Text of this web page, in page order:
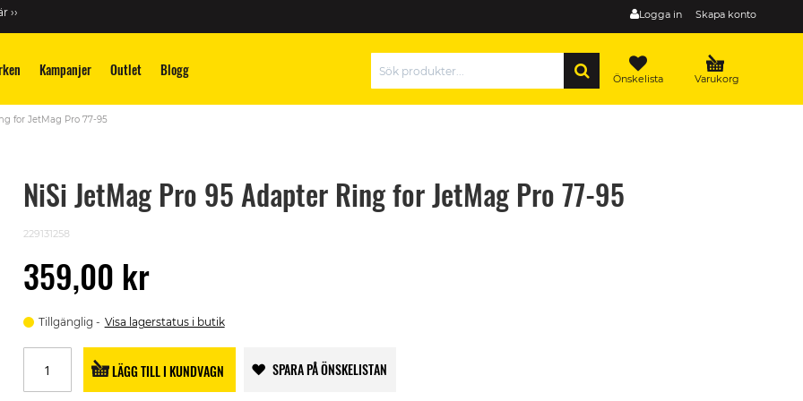
Logga in Skapa konto
››
Kampanjer Outlet Blogg Varukorg
Önskelista
for JetMag Pro 77-95
NiSi JetMag Pro 95 Adapter Ring for JetMag Pro 77-95
229131258
359,00 kr
Tillgänglig Visa lagerstatus i butik
LÄGG TILL I KUNDVAGN SPARA PÅ ÖNSKELISTAN